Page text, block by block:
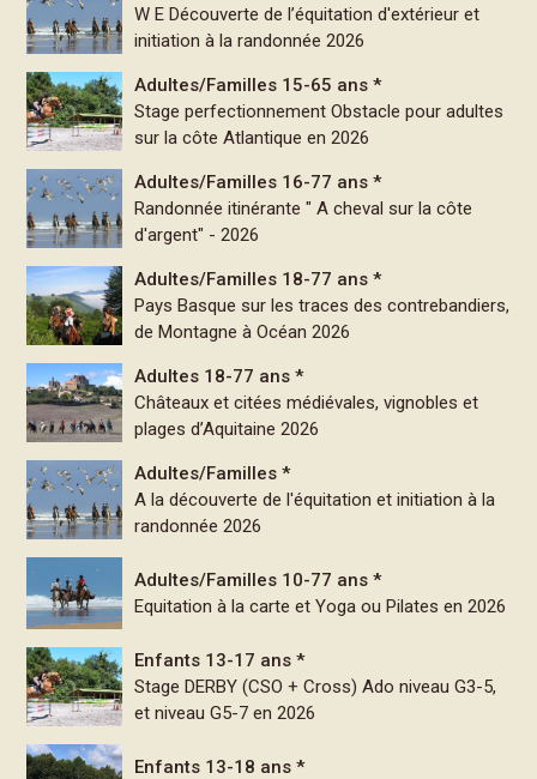
W E Découverte de l’équitation d'extérieur et
initiation à la randonnée 2026
Adultes/Familles 15-65 ans *
Stage perfectionnement Obstacle pour adultes
sur la côte Atlantique en 2026
Adultes/Familles 16-77 ans *
Randonnée itinérante " A cheval sur la côte
d'argent" - 2026
Adultes/Familles 18-77 ans *
Pays Basque sur les traces des contrebandiers,
de Montagne à Océan 2026
Adultes 18-77 ans *
Châteaux et citées médiévales, vignobles et
plages d’Aquitaine 2026
Adultes/Familles *
A la découverte de l'équitation et initiation à la
randonnée 2026
Adultes/Familles 10-77 ans *
Equitation à la carte et Yoga ou Pilates en 2026
Enfants 13-17 ans *
Stage DERBY (CSO + Cross) Ado niveau G3-5,
et niveau G5-7 en 2026
Enfants 13-18 ans *